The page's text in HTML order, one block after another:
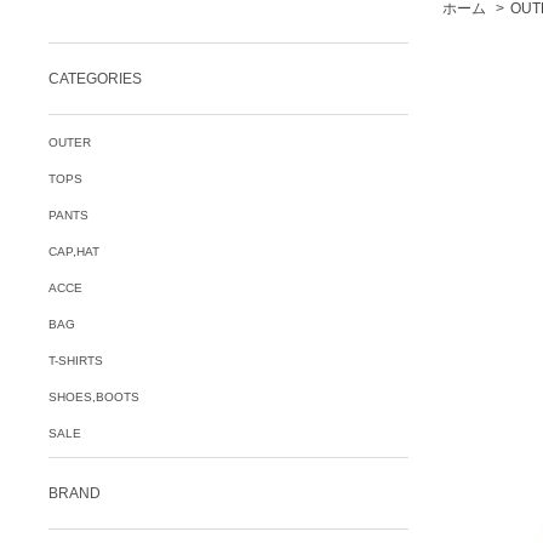
ホーム >
CATEGORIES
OUTER
TOPS
PANTS
CAP,HAT
ACCE
BAG
T-SHIRTS
SHOES,BOOTS
SALE
BRAND